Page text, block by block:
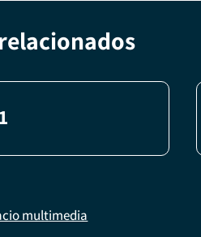
multimedia